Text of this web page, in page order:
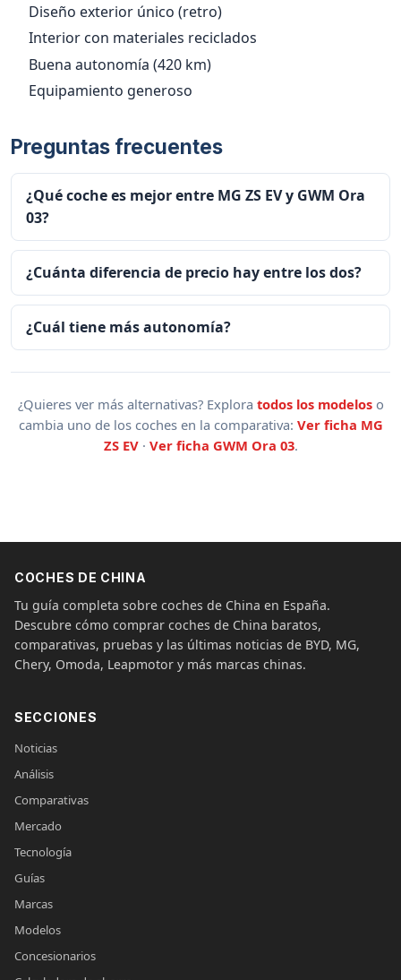
Diseño exterior único (retro)
Interior con materiales reciclados
Buena autonomía (420 km)
Equipamiento generoso
Preguntas frecuentes
¿Qué coche es mejor entre MG ZS EV y GWM Ora
03?
¿Cuánta diferencia de precio hay entre los dos?
¿Cuál tiene más autonomía?
¿Quieres ver más alternativas? Explora todos los modeloso
cambia uno de los coches en la comparativa: Ver ficha MG
ZS EV· Ver ficha GWM Ora 03.
COCHES DE CHINA
Tu guía completa sobre coches de China en España.
Descubre cómo comprar coches de China baratos,
comparativas, pruebas y las últimas noticias de BYD, MG,
Chery, Omoda, Leapmotor y más marcas chinas.
SECCIONES
Noticias
Análisis
Comparativas
Mercado
Tecnología
Guías
Marcas
Modelos
Concesionarios